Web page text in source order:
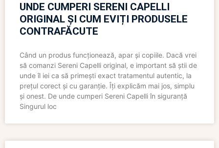
UNDE CUMPERI SERENI CAPELLI
ORIGINAL ȘI CUM EVIȚI PRODUSELE
CONTRAFĂCUTE
Când un produs funcționează, apar și copiile. Dacă vrei
să comanzi Sereni Capelli original, e important să știi de
unde îl iei ca să primești exact tratamentul autentic, la
prețul corect și cu garanție. Îți explicăm mai jos, simplu
și onest. De unde cumperi Sereni Capelli în siguranță
Singurul loc